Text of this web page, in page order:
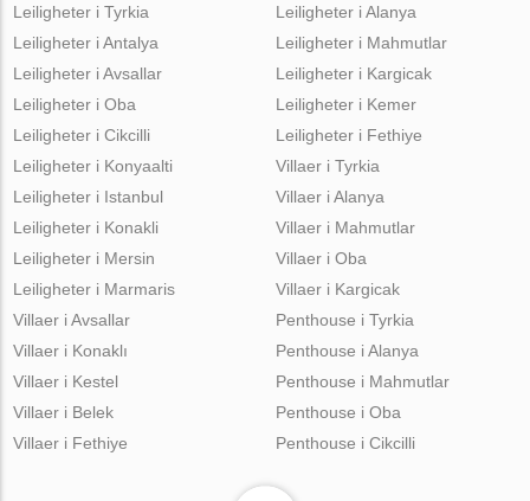
Leiligheter i Tyrkia
Leiligheter i Antalya
Leiligheter i Avsallar
Leiligheter i Oba
Leiligheter i Cikcilli
Leiligheter i Alanya
Leiligheter i Mahmutlar
Leiligheter i Kargicak
Leiligheter i Kemer
Leiligheter i Fethiye
Leiligheter i Konyaalti
Leiligheter i Istanbul
Leiligheter i Konakli
Leiligheter i Mersin
Leiligheter i Marmaris
Villaer i Tyrkia
Villaer i Alanya
Villaer i Mahmutlar
Villaer i Oba
Villaer i Kargicak
Villaer i Avsallar
Villaer i Konaklı
Villaer i Kestel
Villaer i Belek
Villaer i Fethiye
Penthouse i Tyrkia
Penthouse i Alanya
Penthouse i Mahmutlar
Penthouse i Oba
Penthouse i Cikcilli